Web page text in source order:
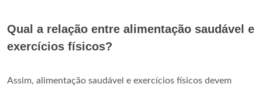
Qual a relação entre alimentação saudável e
exercícios físicos?
Assim, alimentação saudável e exercícios físicos devem